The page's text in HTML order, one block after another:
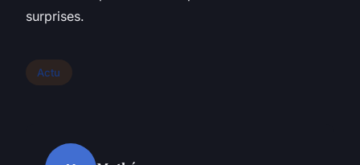
surprises.
Actu